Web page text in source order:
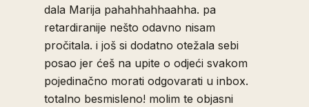
dala Marija pahahhahhaahha. pa
retardiranije nešto odavno nisam
pročitala. i još si dodatno otežala sebi
posao jer ćeš na upite o odjeći svakom
pojedinačno morati odgovarati u inbox.
totalno besmisleno! molim te objasni